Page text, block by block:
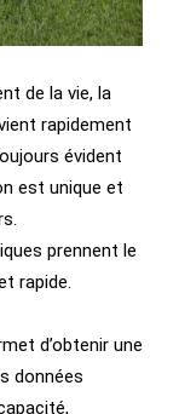
de la vie, la
rapidement
évident
est unique et
prennent le
rapide.
d’obtenir une
données